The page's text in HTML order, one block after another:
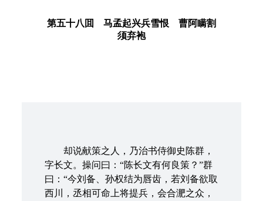
第五十八囬 马孟起兴兵雪恨 曹阿瞒割
须弃袍
却说献策之人，乃治书侍御史陈群，
字长文。操问曰：“陈长文有何良策？”群
曰：“今刘备、孙权结为唇齿，若刘备欲取
西川，丞相可命上将提兵，会合淝之众，